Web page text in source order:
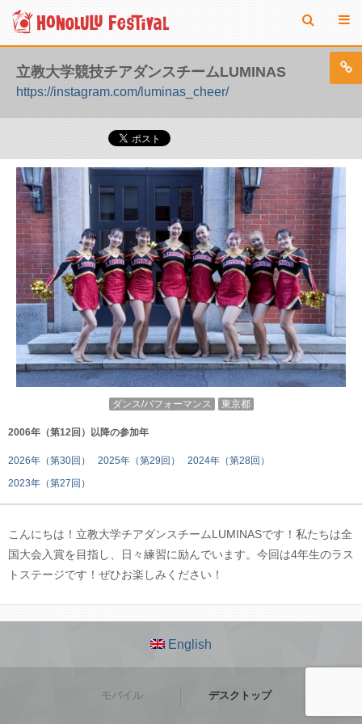
立教大学競技チアダンスチームLUMINAS
https://instagram.com/luminas_cheer/
ダンス/パフォーマンス 東京都
2006年（第12回）以降の参加年
2026年（第30回） 2025年（第29回）
2024年（第28回）
2023年（第27回）
こんにちは！立教大学チアダンスチームLUMINASです！私たちは全
国大会入賞を目指し、日々練習に励んでいます。今回は4年生のラス
トステージです！ぜひお楽しみください！
English
モバイル デスクトップ